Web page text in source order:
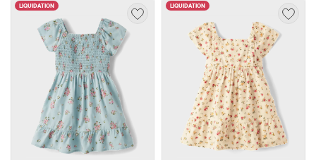
LIQUIDATION LIQUIDATION